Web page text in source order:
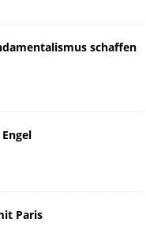
schaffen
Paris